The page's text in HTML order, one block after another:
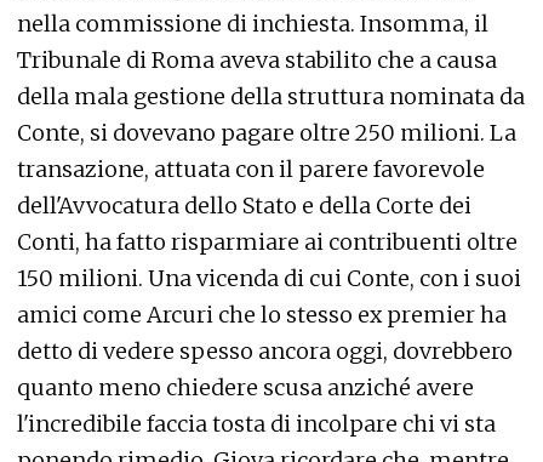
nella commissione di inchiesta. Insomma, il
Tribunale di Roma aveva stabilito che a causa
della mala gestione della struttura nominata da
Conte, si dovevano pagare oltre 250 milioni. La
transazione, attuata con il parere favorevole
dell'Avvocatura dello Stato e della Corte dei
Conti, ha fatto risparmiare ai contribuenti oltre
150 milioni. Una vicenda di cui Conte, con i suoi
amici come Arcuri che lo stesso ex premier ha
detto di vedere spesso ancora oggi, dovrebbero
quanto meno chiedere scusa anziché avere
l'incredibile faccia tosta di incolpare chi vi sta